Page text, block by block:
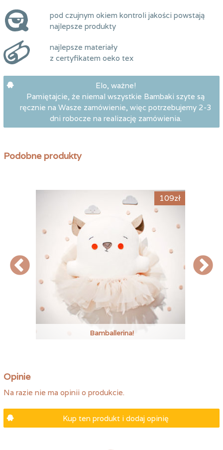
pod czujnym okiem kontroli jakości powstają
najlepsze produkty
najlepsze materiały
z certyfikatem oeko tex
Elo, ważne!
Pamiętajcie, że niemal wszystkie Bambaki szyte są
ręcznie na Wasze zamówienie, więc potrzebujemy 2-3
dni robocze na realizację zamówienia.
Podobne produkty
Bamballerina!
109zł
Opinie
Na razie nie ma opinii o produkcie.
Kup ten produkt i dodaj opinię